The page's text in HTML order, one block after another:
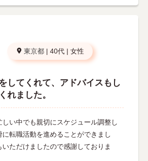
東京都 | 40代 | 女性
してくれて、アドバイスもし
れました。
い中でも親切にスケジュール調整し
に転職活動を進めることができまし
いただけましたので感謝しておりま